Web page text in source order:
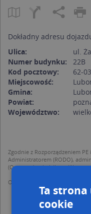
Dokładny adresu
Ulica:
ul.
Numer budynku:
22B
Kod pocztowy:
62-
Miejscowość:
Gmina:
Powiat:
Województwo:
Zgodnie z Rozporządzeniem
Administratorem (RODO),
(Operator) z siedzibą w
Operator przetwarza dane
dodania ich do bazy
mapach (art. 6 ust. 1 lit. f
udostępniania danych
Ta
cookie